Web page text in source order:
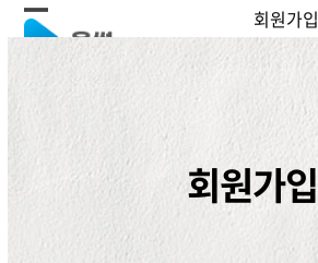
Skip
to
회원가입
Open
mobile
Close
mobile
회원가입